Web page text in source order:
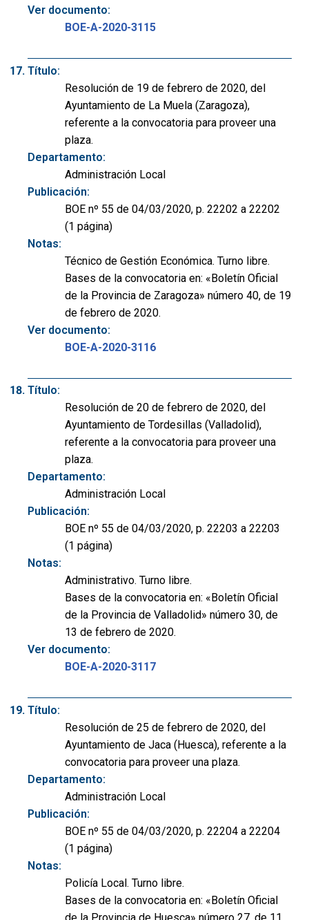
Ver documento:
BOE-A-2020-3115
Título:
Resolución de 19 de febrero de 2020, del
Ayuntamiento de La Muela (Zaragoza),
referente a la convocatoria para proveer una
plaza.
Departamento:
Administración Local
Publicación:
BOE nº 55 de 04/03/2020, p. 22202 a 22202
(1 página)
Notas:
Técnico de Gestión Económica. Turno libre.
Bases de la convocatoria en: «Boletín Oficial
de la Provincia de Zaragoza» número 40, de 19
de febrero de 2020.
Ver documento:
BOE-A-2020-3116
Título:
Resolución de 20 de febrero de 2020, del
Ayuntamiento de Tordesillas (Valladolid),
referente a la convocatoria para proveer una
plaza.
Departamento:
Administración Local
Publicación:
BOE nº 55 de 04/03/2020, p. 22203 a 22203
(1 página)
Notas:
Administrativo. Turno libre.
Bases de la convocatoria en: «Boletín Oficial
de la Provincia de Valladolid» número 30, de
13 de febrero de 2020.
Ver documento:
BOE-A-2020-3117
Título:
Resolución de 25 de febrero de 2020, del
Ayuntamiento de Jaca (Huesca), referente a la
convocatoria para proveer una plaza.
Departamento:
Administración Local
Publicación:
BOE nº 55 de 04/03/2020, p. 22204 a 22204
(1 página)
Notas:
Policía Local. Turno libre.
Bases de la convocatoria en: «Boletín Oficial